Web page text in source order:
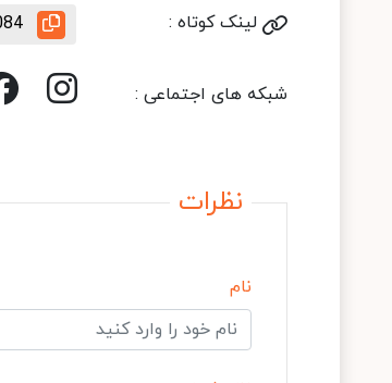
لینک کوتاه :
شبکه های اجتماعی :
نظرات
نام